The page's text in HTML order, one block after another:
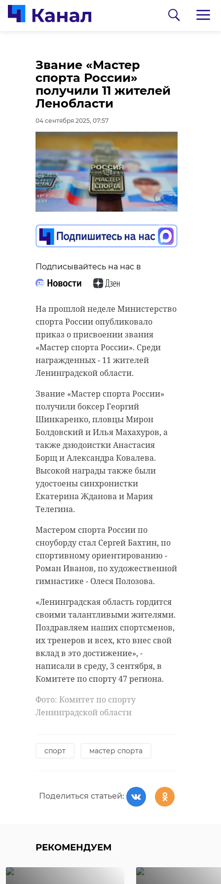
Звание «Мастер
спорта России»
получили 11 жителей
Ленобласти
04 сентября 2025, 07:57
Подписывайтесь на нас в
На прошлой неделе Министерство
спорта России опубликовало
приказ о присвоении звания
«Мастер спорта России». Среди
награжденных - 11 жителей
Ленинградской области.
Звание «Мастер спорта России»
получили боксер Георгий
Шинкаренко, пловцы Мирон
Болдовский и Илья Махахуров, а
также дзюдоистки Анастасия
Борщ и Александра Ковалева.
Высокой награды также были
удостоены синхронистки
Екатерина Жданова и Мария
Телегина.
Мастером спорта России по
сноуборду стал Сергей Бахтин, по
спортивному ориентированию -
Роман Иванов, по художественной
гимнастике - Олеся Полозова.
«Ленинградская область гордится
своими талантливыми жителями.
Поздравляем наших спортсменов,
их тренеров и всех, кто внес свой
вклад в это достижение», -
написали в среду, 3 сентября, в
Комитете по спорту 47 региона.
Фото: Комитет по спорту
Ленинградской области
спорт мастер спорта
Поделиться статьей:
РЕКОМЕНДУЕМ
0:00 / 0:00
Видео: Ленинградский зоопарк
В Ленинградском
зоопарке поселилась
игривая самка
тибетского яка Ирга-
03 сентября 2025, 21:42
Подписывайтесь на нас в
Ленинградский зоопарк
Месяц назад к ним приехала
самка одомашненной формы
тибетского яка по имени Ирга,
сообщили в пресс-службе
учреждения 3 сентября.
Целый месяц Ирга была на
карантине: проходила медосмотр
и осваивалась в новом вольере.
Самку поселили с якутским быком
По словам киперов, Ирга - не
тихоня. Самка яка охотно идет на
контакт с сотрудниками и очень
игривая. Особенно ей нравится
листвой. Увидеть нового питомца
можно на показательном
кормлении в 13:10 каждые среду и
четверг.
!видео
ленинградский зоопарк
Прокуратура
Ленобласти помогла
получить раненому
бойцу СВО
компенсацию
03 сентября 2025, 21:25
Подписывайтесь на нас в
Прокуратура Ленобласти
восстановила права участника
спецоперации, получившего
боевое ранение. В ведомство
обратилась мать военного с
денежной компенсации.
Как сообщили в пресс-службе
региональной прокуратуры 3
сентября, бойцу отказали в
компенсации в органе соцзащиты
другого субъекта Российской
Федерации из-за заключения
контракта на территории
Ленинградской области.
Прокуратура оказала участнику
СВО и его семье всестороннюю
помощь. В итоге раненому
выплатили положенную
компенсацию в полном объеме.
Фото: Анастасия
Илюшина\47channel
прокуратура
помощь военнослужащим
Поделиться статьей: